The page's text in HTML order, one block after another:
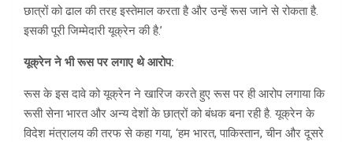
छात्रों को ढाल की तरह इस्तेमाल करता है और उन्हें रूस जाने से रोकता है.
इसकी पूरी जिम्मेदारी यूक्रेन की है.’
यूक्रेन ने भी रूस पर लगाए थे आरोप:
रूस के इस दावे को यूक्रेन ने खारिज करते हुए रूस पर ही आरोप लगाया कि
रूसी सेना भारत और अन्य देशों के छात्रों को बंधक बना रही है. यूक्रेन के
विदेश मंत्रालय की तरफ से कहा गया, ‘हम भारत, पाकिस्तान, चीन और दूसरे